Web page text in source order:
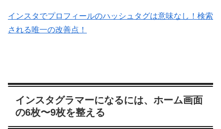
インスタでプロフィールのハッシュタグは意味なし！検索
される唯一の改善点！
インスタグラマーになるには、ホーム画面
の6枚〜9枚を整える